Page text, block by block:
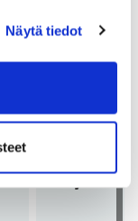
Näytä tiedot
Vuokra: